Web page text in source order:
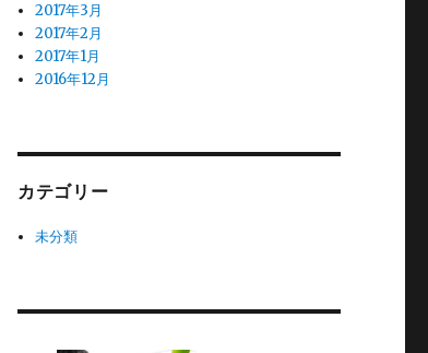
2017年3月
2017年2月
2017年1月
2016年12月
カテゴリー
未分類